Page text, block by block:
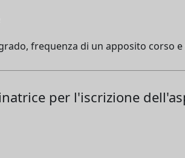
frequenza di un apposito corso
per l'iscrizione